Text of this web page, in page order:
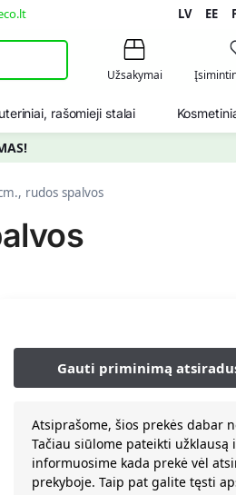
LV EE
Užsakymai
rašomieji stalai
rudos spalvos
Atsiprašome, šios prekės dabar
Tačiau siūlome pateikti užklausą
informuosime kada prekė vėl
prekyboje. Taip pat galite tęsti